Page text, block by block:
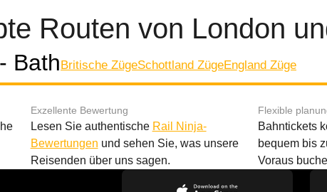
Routen von London
BathBritische ZügeSchottland ZügeEngland Züge
Exzellente Bewertung
Lesen Sie authentische Rail Ninja-
Bewertungen und sehen Sie, was unsere
Reisenden über uns sagen.
Flexible
Bahntickets
bequem bis
Voraus